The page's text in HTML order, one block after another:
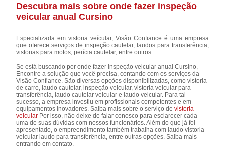
Descubra mais sobre onde fazer inspeção
veicular anual Cursino
Especializada em vistoria veícular, Visão Confiance é uma empresa
que oferece serviços de inspeção cautelar, laudos para transferência,
vistorias para motos, perícia cautelar, entre outros.
Se está buscando por onde fazer inspeção veicular anual Cursino,
Encontre a solução que você precisa, contando com os serviços da
Visão Confiance. São diversas opções disponibilizadas, como vistoria
de carro, laudo cautelar, inspeção veicular, vistoria veicular para
transferência, laudo cautelar veicular e laudo veicular. Para tal
sucesso, a empresa investiu em profissionais competentes e em
equipamentos inovadores. Saiba mais sobre o serviço devistoria
veicular Por isso, não deixe de falar conosco para esclarecer cada
uma de suas dúvidas com nossos funcionários. Além do que já foi
apresentado, o empreendimento também trabalha com laudo vistoria
veicular laudo para transferência, entre outras opções. Saiba mais
entrando em contato.